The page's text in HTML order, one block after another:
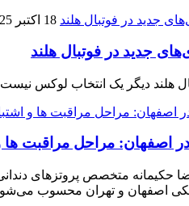
18 اکتبر 2025
جدید در فوتبال هلند
هلند دیگر یک انتخاب لوکس
در اصفهان: مراحل مراقبت ها
حکیمانه متخصص پروتزهای
اصفهان و تهران محسوب